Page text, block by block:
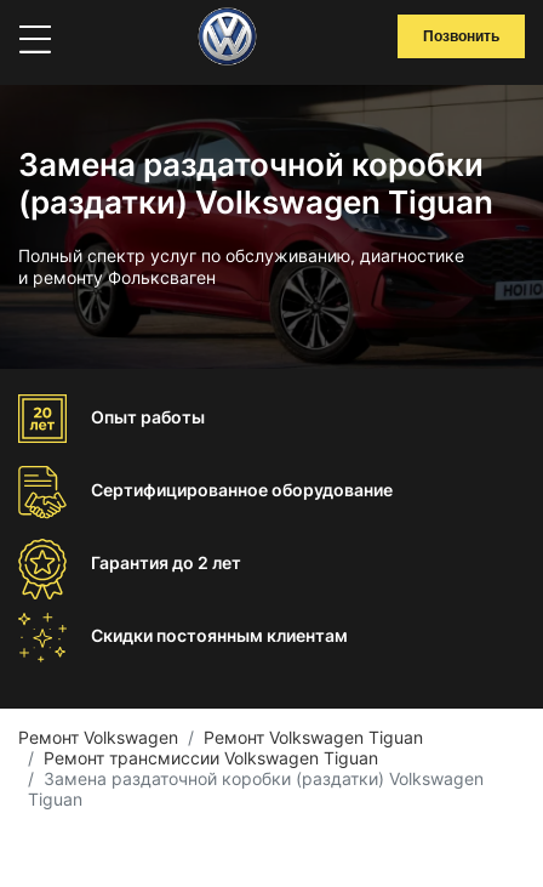
Позвонить
Замена раздаточной коробки
(раздатки) Volkswagen Tiguan
Полный спектр услуг по обслуживанию, диагностике
и ремонту Фольксваген
Опыт работы
Сертифицированноеоборудование
Гарантиядо 2 лет
Скидки постоянным клиентам
Ремонт Volkswagen
Ремонт Volkswagen Tiguan
Ремонт трансмиссии Volkswagen Tiguan
Замена раздаточной коробки (раздатки) Volkswagen
Tiguan